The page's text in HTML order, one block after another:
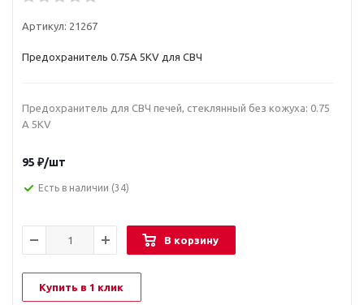
Артикул: 21267
Предохранитель 0.75A 5KV для СВЧ
Предохранитель для СВЧ печей, стеклянный без кожуха: 0.75
A 5KV
95 ₽/шт
Есть в наличии (34)
В корзину
Купить в 1 клик